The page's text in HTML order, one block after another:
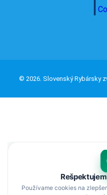
© 2026. Slovenský Rybársky
Používame cookies na